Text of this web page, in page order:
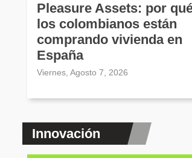
Pleasure Assets: por
los colombianos están
comprando vivienda en
España
Viernes, Agosto 7, 2026
Innovación